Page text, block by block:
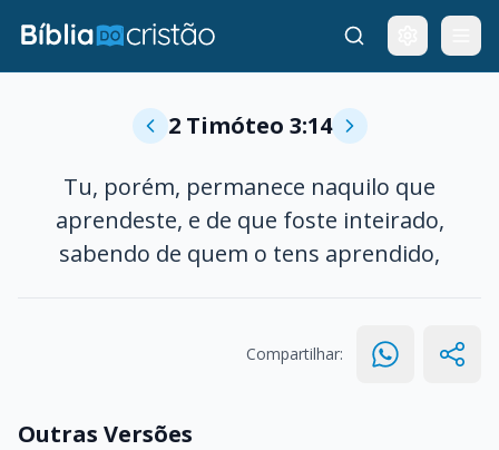
2 Timóteo 3:14
Tu, porém, permanece naquilo que
aprendeste, e de que foste inteirado,
sabendo de quem o tens aprendido,
Compartilhar:
Outras Versões